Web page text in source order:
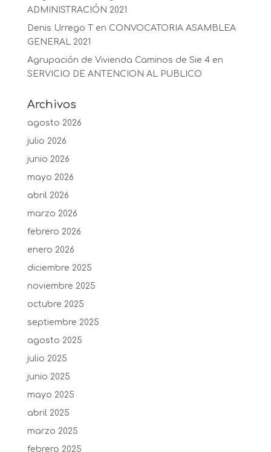
ADMINISTRACIÓN 2021
Denis Urrego Ten CONVOCATORIA ASAMBLEA
GENERAL 2021
Agrupación de Vivienda Caminos de Sie 4en
SERVICIO DE ANTENCION AL PUBLICO
Archivos
agosto 2026
julio 2026
junio 2026
mayo 2026
abril 2026
marzo 2026
febrero 2026
enero 2026
diciembre 2025
noviembre 2025
octubre 2025
septiembre 2025
agosto 2025
julio 2025
junio 2025
mayo 2025
abril 2025
marzo 2025
febrero 2025